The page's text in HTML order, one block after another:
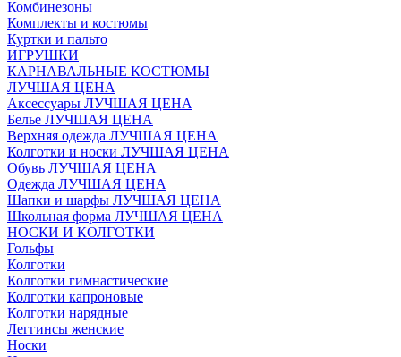
Комбинезоны
Комплекты и костюмы
Куртки и пальто
ИГРУШКИ
КАРНАВАЛЬНЫЕ КОСТЮМЫ
ЛУЧШАЯ ЦЕНА
Аксессуары ЛУЧШАЯ ЦЕНА
Белье ЛУЧШАЯ ЦЕНА
Верхняя одежда ЛУЧШАЯ ЦЕНА
Колготки и носки ЛУЧШАЯ ЦЕНА
Обувь ЛУЧШАЯ ЦЕНА
Одежда ЛУЧШАЯ ЦЕНА
Шапки и шарфы ЛУЧШАЯ ЦЕНА
Школьная форма ЛУЧШАЯ ЦЕНА
НОСКИ И КОЛГОТКИ
Гольфы
Колготки
Колготки гимнастические
Колготки капроновые
Колготки нарядные
Леггинсы женские
Носки